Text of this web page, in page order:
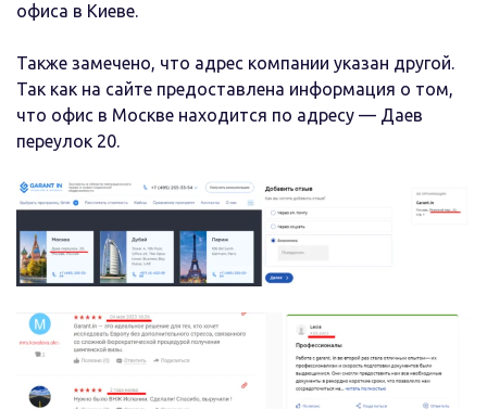
офиса в Киеве.
Также замечено, что адрес компании указан другой.
Так как на сайте предоставлена информация о том,
что офис в Москве находится по адресу — Даев
переулок 20.